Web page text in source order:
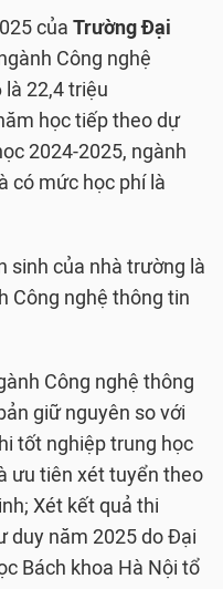
của Trường Đại
Công nghệ
22,4 triệu
học tiếp theo dự
2024-2025, ngành
có mức học phí là
sinh của nhà trường là
Công nghệ thông tin
Công nghệ thông
giữ nguyên so với
tốt nghiệp trung học
ưu tiên xét tuyển theo
Xét kết quả thi
duy năm 2025 do Đại
Bách khoa Hà Nội tổ